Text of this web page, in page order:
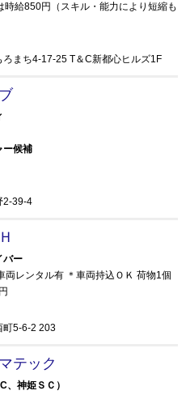
時給850円（スキル・能力により短縮も
ろまち4-17-25 T＆C新都心ヒルズ1F
ー候補
2-39-4
バー
レンタル有 ＊車両持込ＯＫ 荷物1個
町5-6-2 203
テック
神姫ＳＣ）